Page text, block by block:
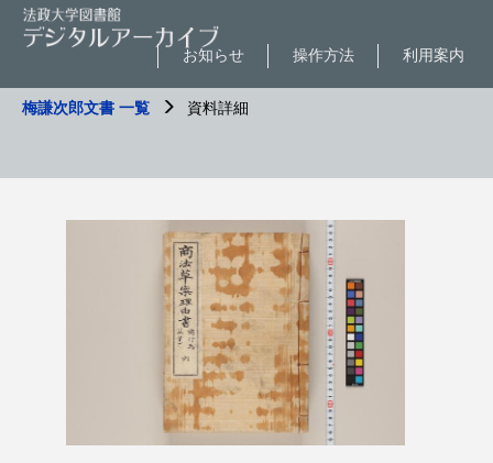
利用案内
操作方法
お知らせ
梅謙次郎文書 一覧 資料詳細